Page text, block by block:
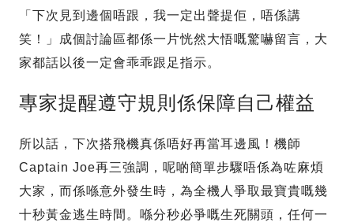
「下次見到邊個唔跟，我一定出聲提佢，唔係講
笑！」成個討論區都係一片恍然大悟嘅驚嚇留言，大
家都話以後一定會乖乖跟足指示。
專家提醒遵守規則係保障自己權益
所以話，下次搭飛機真係唔好再當耳邊風！機師
Captain Joe再三強調，呢啲簡單步驟唔係為咗麻煩
大家，而係喺意外發生時，為全機人爭取最寶貴嘅幾
十秒黃金逃生時間。喺分秒必爭嘅生死關頭，任何一